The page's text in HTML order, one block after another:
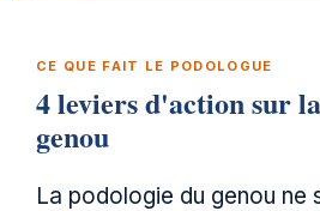
CE QUE FAIT LE PODOLOGUE
4 leviers d'action sur
genou
La podologie du genou ne